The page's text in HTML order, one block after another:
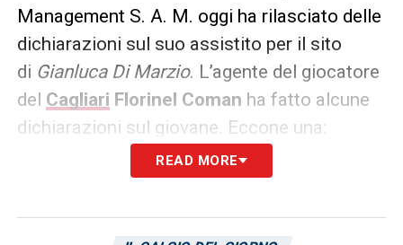
Management S. A. M. oggi ha rilasciato delle
dichiarazioni sul suo assistito per il sito
di Gianluca Di Marzio. L’agente del giocatore
del Cagliari Florinel Coman ha fatto alcune
dichiarazioni sul giovane. Eccone una:
Ma (in passato n.d.r.) aveva
READ MORE